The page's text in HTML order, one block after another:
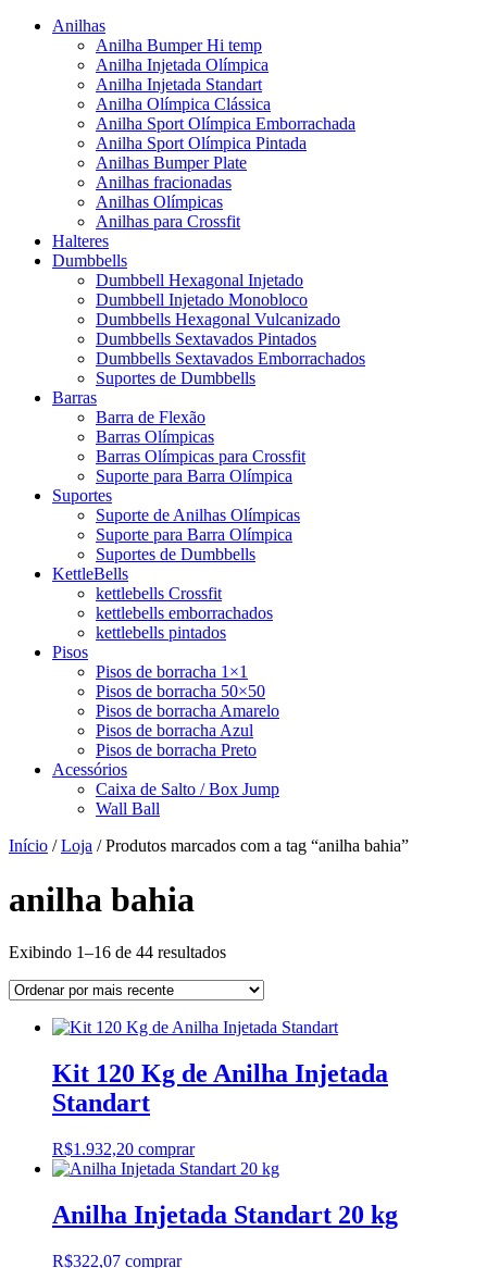
Anilhas
Anilha Bumper Hi temp
Anilha Injetada Olímpica
Anilha Injetada Standart
Anilha Olímpica Clássica
Anilha Sport Olímpica Emborrachada
Anilha Sport Olímpica Pintada
Anilhas Bumper Plate
Anilhas fracionadas
Anilhas Olímpicas
Anilhas para Crossfit
Halteres
Dumbbells
Dumbbell Hexagonal Injetado
Dumbbell Injetado Monobloco
Dumbbells Hexagonal Vulcanizado
Dumbbells Sextavados Pintados
Dumbbells Sextavados Emborrachados
Suportes de Dumbbells
Barras
Barra de Flexão
Barras Olímpicas
Barras Olímpicas para Crossfit
Suporte para Barra Olímpica
Suportes
Suporte de Anilhas Olímpicas
Suporte para Barra Olímpica
Suportes de Dumbbells
KettleBells
kettlebells Crossfit
kettlebells emborrachados
kettlebells pintados
Pisos
Pisos de borracha 1×1
Pisos de borracha 50×50
Pisos de borracha Amarelo
Pisos de borracha Azul
Pisos de borracha Preto
Acessórios
Caixa de Salto / Box Jump
Wall Ball
Início /Loja / Produtos marcados com a tag “anilha bahia”
anilha bahia
Exibindo 1–16 de 44 resultadosClassificado
mais
Kit 120 Kg de Anilha Injetada
Standart
R$1.932,20 comprar
Anilha Injetada Standart 20 kg
R$322,07 comprar